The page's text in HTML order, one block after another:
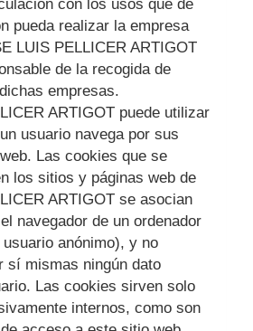
con los usos que de
pueda realizar la empresa
LUIS PELLICER ARTIGOT
de la recogida de
empresas.
ARTIGOT puede utilizar
usuario navega por sus
Las cookies que se
los sitios y páginas web de
ARTIGOT se asocian
navegador de un ordenador
anónimo), y no
sí mismas ningún dato
Las cookies sirven solo
internos, como son